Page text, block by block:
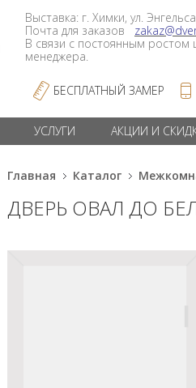
Выставка: г. Химки, ул.
Почта для заказов
В связи с постоянным ростом
менеджера.
БЕСПЛАТНЫЙ ЗАМЕР
УСЛУГИ АКЦИИ И
Главная Каталог
ДВЕРЬ ОВАЛ ДО